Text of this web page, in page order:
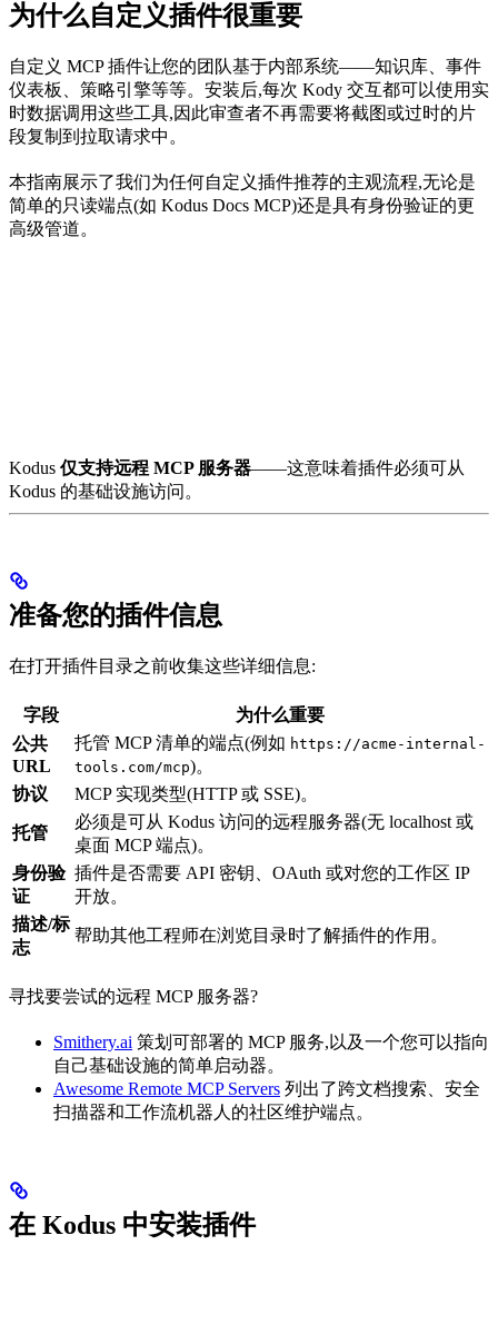
为什么自定义插件很重要
自定义 MCP 插件让您的团队基于内部系统——知识库、事件
仪表板、策略引擎等等。安装后,每次 Kody 交互都可以使用实
时数据调用这些工具,因此审查者不再需要将截图或过时的片
段复制到拉取请求中。
本指南展示了我们为任何自定义插件推荐的主观流程,无论是
简单的只读端点(如 Kodus Docs MCP)还是具有身份验证的更
高级管道。
Kodus 仅支持远程 MCP 服务器——这意味着插件必须可从
Kodus 的基础设施访问。
准备您的插件信息
在打开插件目录之前收集这些详细信息:
字段
为什么重要
公共
URL
托管 MCP 清单的端点(例如 https://acme-internal-
tools.com/mcp)。
协议
MCP 实现类型(HTTP 或 SSE)。
托管
必须是可从 Kodus 访问的远程服务器(无 localhost 或
桌面 MCP 端点)。
身份验
证
插件是否需要 API 密钥、OAuth 或对您的工作区 IP
开放。
描述/标
志
帮助其他工程师在浏览目录时了解插件的作用。
寻找要尝试的远程 MCP 服务器?
Smithery.ai 策划可部署的 MCP 服务,以及一个您可以指向
自己基础设施的简单启动器。
Awesome Remote MCP Servers 列出了跨文档搜索、安全
扫描器和工作流机器人的社区维护端点。
在 Kodus 中安装插件